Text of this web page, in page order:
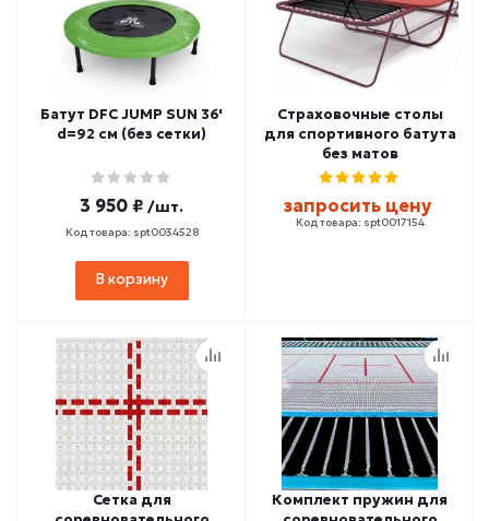
Батут DFC JUMP SUN 36'
d=92 см (без сетки)
3 950 ₽ /шт.
Код товара: spt0034528
В корзину
Страховочные столы
для спортивного батута
без матов
запросить цену
Код товара: spt0017154
Сетка для
Комплект пружин для